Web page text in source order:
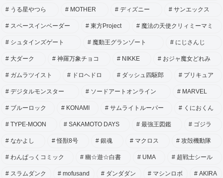
うる星やつら MOTHER ディズニー サンエックス
スペースインベーダー 東方Project 魔法の天使クリィミーマミ
シュタインズゲート 魔動王グランゾート にじさんじ
大ダーク 神羅万象チョコ NIKKE おジャ魔女どれみ
ガムラツイスト ドロヘドロ ダッシュ四駆郎 プリキュア
デジタルモンスター ソードアートオンライン MARVEL
ブルーロック KONAMI サムライトルーパー くにおくん
TYPE-MOON SAKAMOTO DAYS 最強王図鑑 ゴジラ
なかよし 怪獣8号 銀魂 マクロス 攻殻機動隊
わんぱっくコミック 幽☆遊☆白書 UMA 超戦士シール
スラムダンク mofusand ダンダダン マシンロボ AKIRA